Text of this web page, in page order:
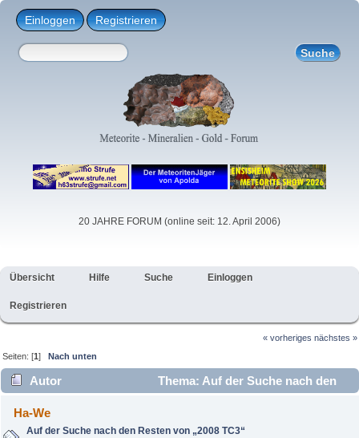
Einloggen Registrieren
20 JAHRE FORUM (online seit: 12. April 2006)
Übersicht Hilfe Suche Einloggen
Registrieren
« vorheriges nächstes »
Seiten: [1]Nach unten
Autor
Thema: Auf der Suche nach den
Resten von „2008 TC3“ (Gelesen 2723 mal)
Ha-We
Auf der Suche nach den Resten von „2008 TC3“